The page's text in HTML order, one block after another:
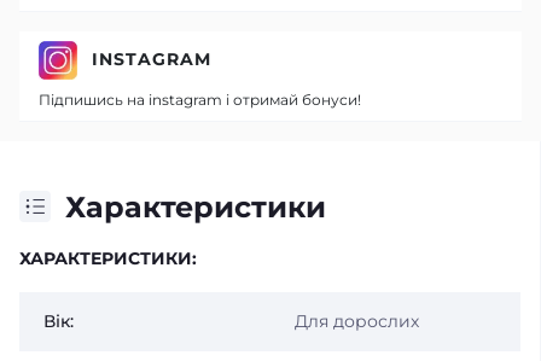
Характеристики
ХАРАКТЕРИСТИКИ:
Вік: Для дорослих
INSTAGRAM
Підпишись на instagram і отримай бонуси!